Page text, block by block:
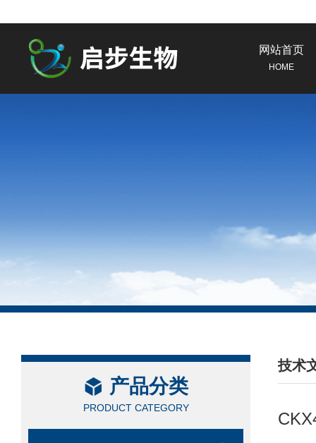
网站首页
HOME
产品分类
PRODUCT CATEGORY
技术
/